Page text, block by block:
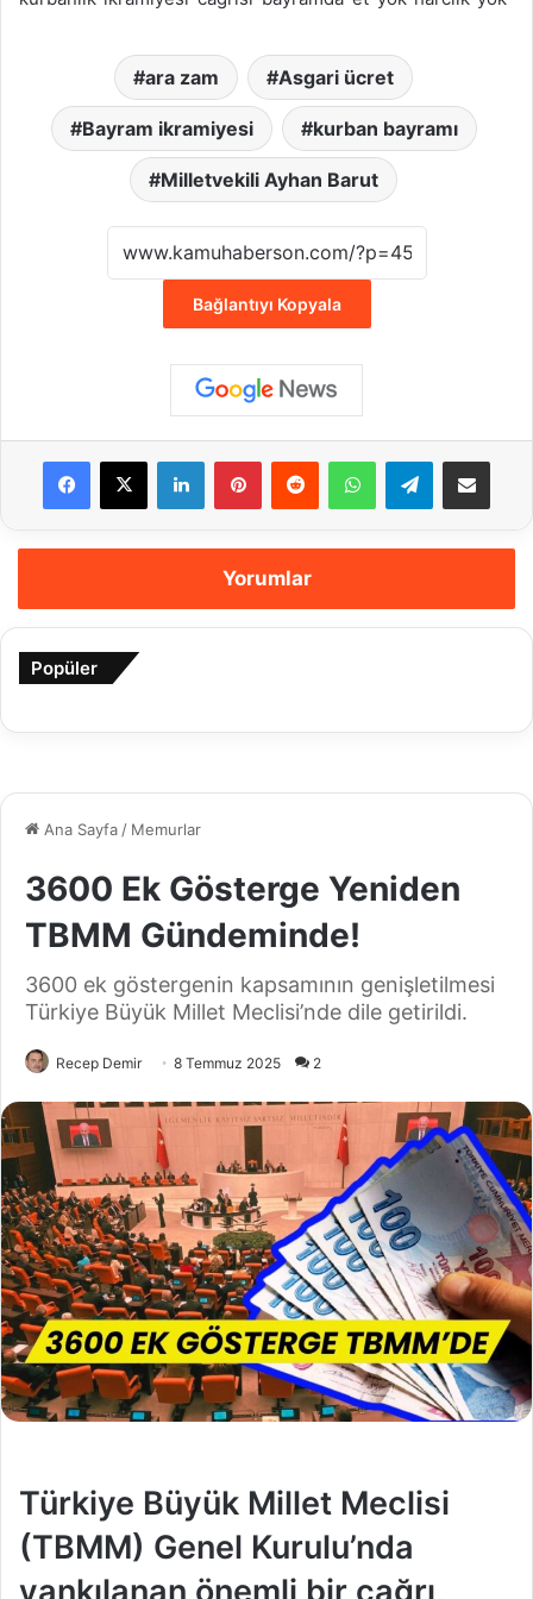
ara zam Asgari ücret
Bayram ikramiyesi kurban bayramı
Milletvekili Ayhan Barut
Bağlantıyı Kopyala
Facebook
X LinkedInPinterestReddit WhatsAppTelegramE-Posta ile
Yorumlar
Popüler